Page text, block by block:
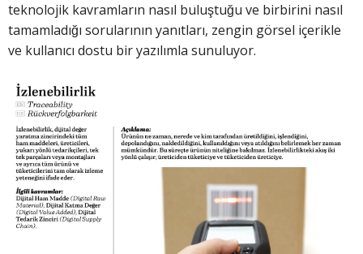
teknolojik kavramların nasıl buluştuğu ve birbirini nasıl
tamamladığı sorularının yanıtları, zengin görsel içerikle
ve kullanıcı dostu bir yazılımla sunuluyor.